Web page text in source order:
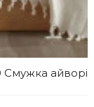
айворі